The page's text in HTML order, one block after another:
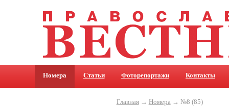
Номера Статьи Фоторепортажи Контакты
Главная→ Номера → №8 (85)